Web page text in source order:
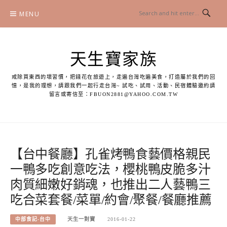
content
MENU
天生寶家族
戒除買東西的壞習慣，把錢花在旅遊上，走遍台灣吃遍美食，打造屬於我們的回
憶，是我的理想，請跟我們一起行走台灣~ 試吃、試用、活動、民宿體驗邀約請
留言或寄信至：FBUON2881@YAHOO.COM.TW
【台中餐廳】孔雀烤鴨食藝價格親民
一鴨多吃創意吃法，櫻桃鴨皮脆多汁
肉質細嫩好銷魂，也推出二人藝鴨三
吃合菜套餐/菜單/約會/聚餐/餐廳推薦
中部食記-台中 天生一對寶 2016-01-22